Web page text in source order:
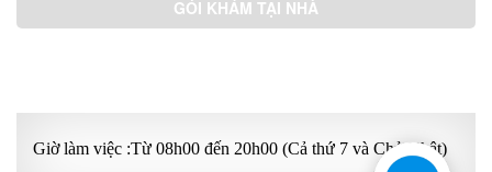
GÓI KHÁM TẠI NHÀ
Giờ làm việc :Từ 08h00 đến 20h00 (Cả thứ 7 và Chủ Nhật)